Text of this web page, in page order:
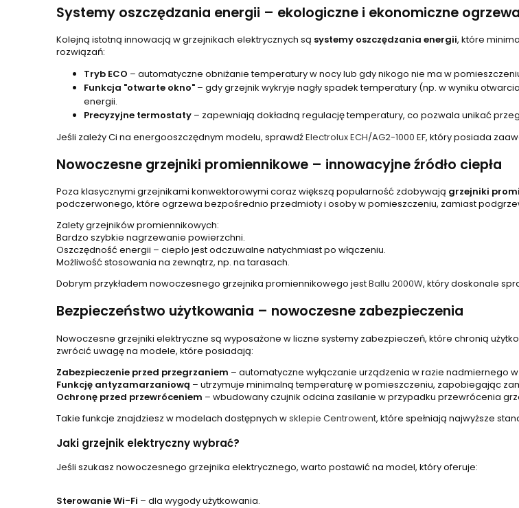
Systemy oszczędzania energii – ekologiczne i ekonomiczne
Kolejną istotną innowacją w grzejnikach elektrycznych są systemy oszczędzania energii, które
rozwiązań:
Tryb ECO – automatyczne obniżanie temperatury w nocy lub gdy nikogo nie ma w
Funkcja "otwarte okno" – gdy grzejnik wykryje nagły spadek temperatury (np. w wyniku
energii.
Precyzyjne termostaty – zapewniają dokładną regulację temperatury, co pozwala unikać
Jeśli zależy Ci na energooszczędnym modelu, sprawdźElectrolux ECH/AG2-1000 EF, który posiada
Nowoczesne grzejniki promiennikowe – innowacyjne źródło ciepła
Poza klasycznymi grzejnikami konwektorowymi coraz większą popularność zdobywają grzejniki
podczerwonego, które ogrzewa bezpośrednio przedmioty i osoby w pomieszczeniu, zamiast
Zalety grzejników promiennikowych:
Bardzo szybkie nagrzewanie powierzchni.
Oszczędność energii – ciepło jest odczuwalne natychmiast po włączeniu.
Możliwość stosowania na zewnątrz, np. na tarasach.
Dobrym przykładem nowoczesnego grzejnika promiennikowego jestBallu 2000W, który doskonale
Bezpieczeństwo użytkowania – nowoczesne zabezpieczenia
Nowoczesne grzejniki elektryczne są wyposażone w liczne systemy zabezpieczeń, które chronią
zwrócić uwagę na modele, które posiadają:
Zabezpieczenie przed przegrzaniem – automatyczne wyłączanie urządzenia w razie nadmiernego
Funkcję antyzamarzaniową – utrzymuje minimalną temperaturę w pomieszczeniu, zapobiegając
Ochronę przed przewróceniem – wbudowany czujnik odcina zasilanie w przypadku przewrócenia
Takie funkcje znajdziesz w modelach dostępnych wsklepie Centrowent, które spełniają najwyższe
Jaki grzejnik elektryczny wybrać?
Jeśli szukasz nowoczesnego grzejnika elektrycznego, warto postawić na model, który oferuje:
Sterowanie Wi-Fi – dla wygody użytkowania.